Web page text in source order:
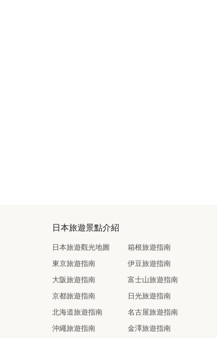
日本旅遊景點介紹
日本旅遊觀光地圖
東京旅遊指南
大阪旅遊指南
京都旅遊指南
北海道旅遊指南
沖繩旅遊指南
箱根旅遊指南
伊豆旅遊指南
富士山旅遊指南
日光旅遊指南
名古屋旅遊指南
金澤旅遊指南